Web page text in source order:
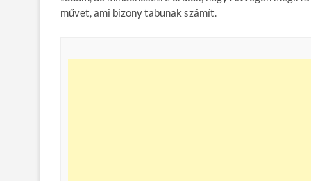
művet, ami bizony tabunak számít.